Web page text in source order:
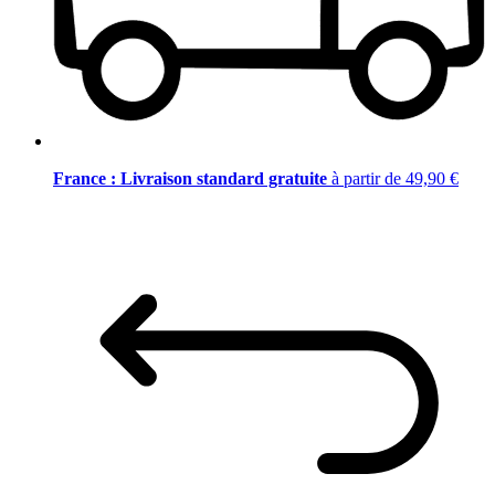
France : Livraison standard gratuite à partir de 49,90 €